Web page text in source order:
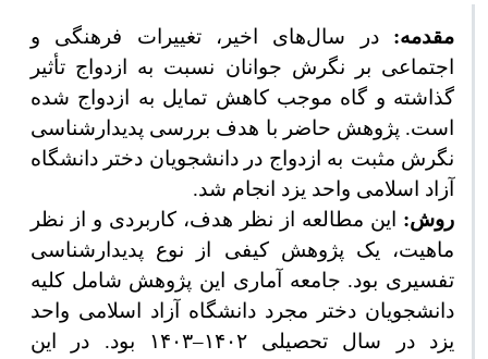
مقدمه: در سال‌های اخیر، تغییرات فرهنگی و
اجتماعی بر نگرش جوانان نسبت به ازدواج تأثیر
گذاشته و گاه موجب کاهش تمایل به ازدواج شده
است. پژوهش حاضر با هدف بررسی پدیدارشناسی
نگرش مثبت به ازدواج در دانشجویان دختر دانشگاه
آزاد اسلامی واحد یزد انجام شد.
روش: این مطالعه از نظر هدف، کاربردی و از نظر
ماهیت، یک پژوهش کیفی از نوع پدیدارشناسی
تفسیری بود. جامعه آماری این پژوهش شامل کلیه
دانشجویان دختر مجرد دانشگاه آزاد اسلامی واحد
یزد در سال تحصیلی ۱۴۰۲
–
۱۴۰۳ بود. در این